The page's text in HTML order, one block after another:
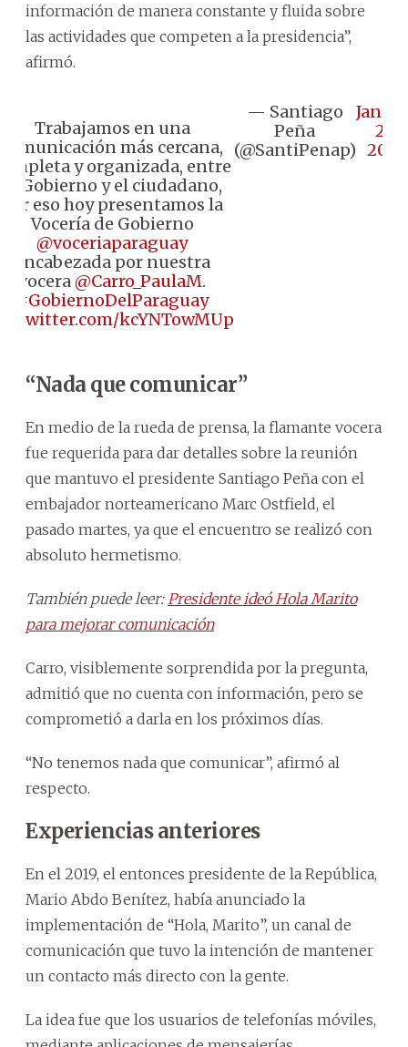
información de manera constante y fluida sobre
las actividades que competen a la presidencia”,
afirmó.
Trabajamos en una
comunicación más cercana,
y organizada, entre
el Gobierno y el ciudadano,
por eso hoy presentamos la
Vocería de Gobierno
@voceriaparaguay
encabezada por nuestra
vocera@Carro_PaulaM.
#GobiernoDelParaguay
kcYNTowMUp
— Santiago
Peña
(@SantiPenap)
24,
2024
“Nada que comunicar”
En medio de la rueda de prensa, la flamante vocera
fue requerida para dar detalles sobre la reunión
que mantuvo el presidente Santiago Peña con el
embajador norteamericano Marc Ostfield, el
pasado martes, ya que el encuentro se realizó con
absoluto hermetismo.
También puede leer: Presidente ideó Hola Marito
para mejorar comunicación
Carro, visiblemente sorprendida por la pregunta,
admitió que no cuenta con información, pero se
comprometió a darla en los próximos días.
“No tenemos nada que comunicar”, afirmó al
respecto.
Experiencias anteriores
En el 2019, el entonces presidente de la República,
Mario Abdo Benítez, había anunciado la
implementación de “Hola, Marito”, un canal de
comunicación que tuvo la intención de mantener
un contacto más directo con la gente.
La idea fue que los usuarios de telefonías móviles,